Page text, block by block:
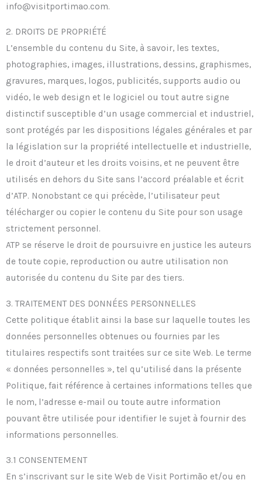
info@visitportimao.com.
2. DROITS DE PROPRIÉTÉ
L’ensemble du contenu du Site, à savoir, les textes,
photographies, images, illustrations, dessins, graphismes,
gravures, marques, logos, publicités, supports audio ou
vidéo, le web design et le logiciel ou tout autre signe
distinctif susceptible d’un usage commercial et industriel,
sont protégés par les dispositions légales générales et par
la législation sur la propriété intellectuelle et industrielle,
le droit d’auteur et les droits voisins, et ne peuvent être
utilisés en dehors du Site sans l’accord préalable et écrit
d’ATP. Nonobstant ce qui précède, l’utilisateur peut
télécharger ou copier le contenu du Site pour son usage
strictement personnel.
ATP se réserve le droit de poursuivre en justice les auteurs
de toute copie, reproduction ou autre utilisation non
autorisée du contenu du Site par des tiers.
3. TRAITEMENT DES DONNÉES PERSONNELLES
Cette politique établit ainsi la base sur laquelle toutes les
données personnelles obtenues ou fournies par les
titulaires respectifs sont traitées sur ce site Web. Le terme
« données personnelles », tel qu’utilisé dans la présente
Politique, fait référence à certaines informations telles que
le nom, l’adresse e-mail ou toute autre information
pouvant être utilisée pour identifier le sujet à fournir des
informations personnelles.
3.1 CONSENTEMENT
En s’inscrivant sur le site Web de Visit Portimão et/ou en